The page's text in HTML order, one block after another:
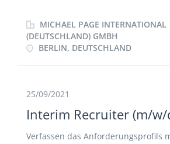
Development, Assistenz
MICHAEL PAGE INTERNATIONAL
(DEUTSCHLAND) GMBH
BERLIN, DEUTSCHLAND
25/09/2021
Interim Recruiter (m/w/
Verfassen das Anforderungsprofils